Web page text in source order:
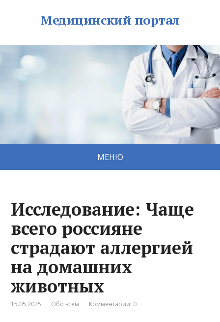
Медицинский портал
МЕНЮ
Исследование: Чаще
всего россияне
страдают аллергией
на домашних
животных
15.05.2025 Обо всем Комментарии: 0